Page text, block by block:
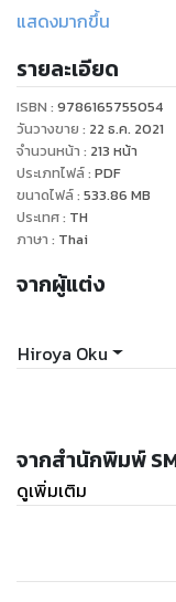
มอบภารกิจ อาวุธและ
ประหลาด และบอกว่า
สามารถฟื้นคืนชีพได้...
แล้วจริงๆ รึ รวมถึงเ
ตอบอันพิศวงนี้ได้ด้วย
แสดงมากขึ้น
รายละเอียด
ISBN : 9786165755054
วันวางขาย : 22 ธ.ค. 2021
จำนวนหน้า : 213 หน้า
ประเภทไฟล์: PDF
ขนาดไฟล์: 533.86 MB
ประเทศ: TH
ภาษา : Thai
จากผู้แต่ง
Hiroya Oku
จากสำนักพิมพ์
ดูเพิ่มเติม